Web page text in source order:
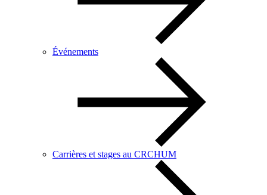
Événements
Carrières et stages au CRCHUM